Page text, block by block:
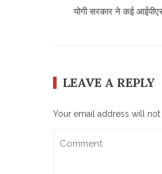
योगी सरकार ने कई
LEAVE A REPLY
Your email address will not